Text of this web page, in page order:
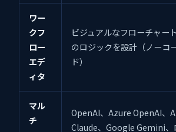
ワー
クフ
ロー
エデ
ィタ
ビジュアルなフローチャー
のロジックを設計（ノーコ
ド）
マル
チ
OpenAI、Azure OpenAI
Claude、Google Gemini、